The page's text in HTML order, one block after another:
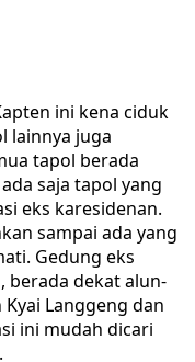
ini kena ciduk
lainnya juga
tapol berada
saja tapol yang
eks karesidenan.
sampai ada yang
Gedung eks
berada dekat alun-
Langgeng dan
ini mudah dicari